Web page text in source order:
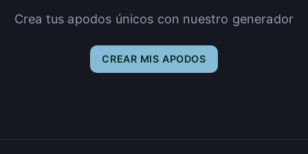
Crea tus apodos únicos con nuestro generador
CREAR MIS APODOS